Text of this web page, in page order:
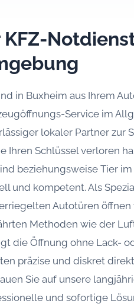
KFZ-
in Buxheim aus Ihrem
Service im
lokaler Partner zur
Ihren Schlüssel verloren
beziehungsweise Tier
und kompetent. Als
Autotüren
Methoden wie der
die Öffnung ohne Lack-
präzise und diskret
Sie auf unsere
und sofortige